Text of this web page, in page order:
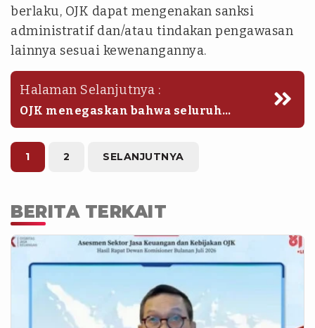
berlaku, OJK dapat mengenakan sanksi
administratif dan/atau tindakan pengawasan
lainnya sesuai kewenangannya.
Halaman Selanjutnya :
OJK menegaskan bahwa seluruh
penyelenggara LPBBTI wajib
menjalankan kegiatan usaha secara
profesional, transparan, bertanggung
jawab, dan berorientasi pada
1 2 SELANJUTNYA
BERITA TERKAIT